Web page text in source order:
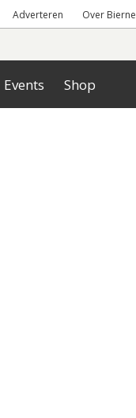
Adverteren Over
Events Shop